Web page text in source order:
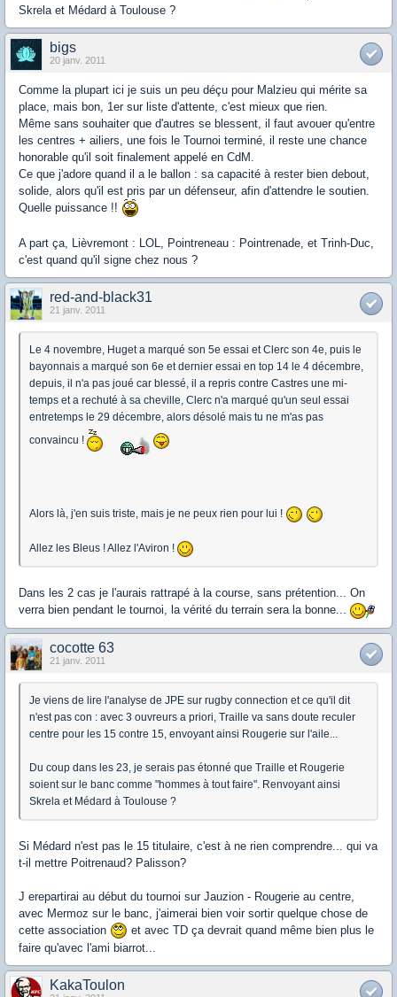
Skrela et Médard à Toulouse ?
bigs
20 janv. 2011
Comme la plupart ici je suis un peu déçu pour Malzieu qui mérite sa
place, mais bon, 1er sur liste d'attente, c'est mieux que rien.
Même sans souhaiter que d'autres se blessent, il faut avouer qu'entre
les centres + ailiers, une fois le Tournoi terminé, il reste une chance
honorable qu'il soit finalement appelé en CdM.
Ce que j'adore quand il a le ballon : sa capacité à rester bien debout,
solide, alors qu'il est pris par un défenseur, afin d'attendre le soutien.
Quelle puissance !!
A part ça, Lièvremont : LOL, Pointreneau : Pointrenade, et Trinh-Duc,
c'est quand qu'il signe chez nous ?
red-and-black31
21 janv. 2011
Le 4 novembre, Huget a marqué son 5e essai et Clerc son 4e, puis le
bayonnais a marqué son 6e et dernier essai en top 14 le 4 décembre,
depuis, il n'a pas joué car blessé, il a repris contre Castres une mi-
temps et a rechuté à sa cheville, Clerc n'a marqué qu'un seul essai
entretemps le 29 décembre, alors désolé mais tu ne m'as pas
convaincu !
Alors là, j'en suis triste, mais je ne peux rien pour lui !
Allez les Bleus ! Allez l'Aviron !
Dans les 2 cas je l'aurais rattrapé à la course, sans prétention... On
verra bien pendant le tournoi, la vérité du terrain sera la bonne...
cocotte 63
21 janv. 2011
Je viens de lire l'analyse de JPE sur rugby connection et ce qu'il dit
n'est pas con : avec 3 ouvreurs a priori, Traille va sans doute reculer
centre pour les 15 contre 15, envoyant ainsi Rougerie sur l'aile...
Du coup dans les 23, je serais pas étonné que Traille et Rougerie
soient sur le banc comme "hommes à tout faire". Renvoyant ainsi
Skrela et Médard à Toulouse ?
Si Médard n'est pas le 15 titulaire, c'est à ne rien comprendre... qui va
t-il mettre Poitrenaud? Palisson?
J erepartirai au début du tournoi sur Jauzion - Rougerie au centre,
avec Mermoz sur le banc, j'aimerai bien voir sortir quelque chose de
cette association
et avec TD ça devrait quand même bien plus le
faire qu'avec l'ami biarrot...
KakaToulon